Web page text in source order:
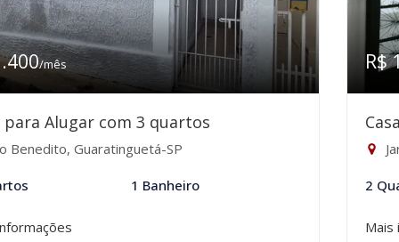
/mês
para Alugar com 3 quartos
Benedito, Guaratinguetá-SP
1 Banheiro
R$
2
Mais